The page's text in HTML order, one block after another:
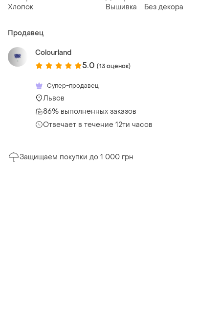
Хлопок
Вышивка
Без декора
Продавец
Colourland
5.0 (13 оценок)
Супер-продавец
Львов
86% выполненных заказов
Отвечает в течение 12ти часов
Защищаем покупки до 1 000 грн